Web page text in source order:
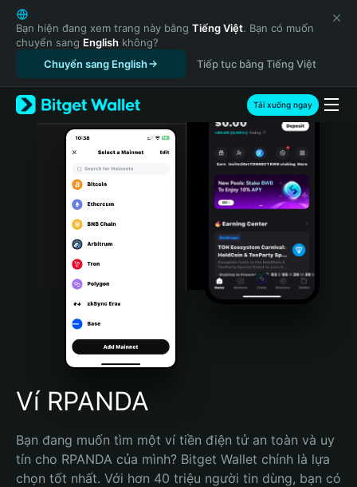
English
日本語
Tiếng Việt
Русский
Español (Latinoamérica)
Türkçe
Italiano
Português (Portugal)
Bahasa Indonesia
Português (Brasil)
Español (Argentina)
Bạn hiện đang xem trang này bằng Tiếng Việt. Bạn có muốn
chuyển sang English không?
Chuyển sang English
Tiếp tục bằng Tiếng Việt
Tải xuống ngay
Ví RPANDA
Bạn đang muốn tìm một ví tiền điện tử an toàn và uy
tín cho RPANDA của mình? Bitget Wallet chính là lựa
chọn tốt nhất. Với hơn 40 triệu người tin dùng, bạn có